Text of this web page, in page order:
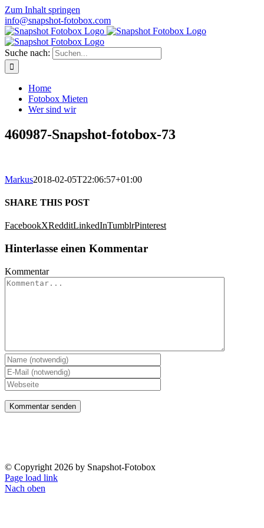
Zum Inhalt springen
info@snapshot-fotobox.com
Suche nach:
Home
Fotobox Mieten
Wer sind wir
460987-Snapshot-fotobox-73
Markus2018-02-05T22:06:57+01:00
SHARE THIS POST
FacebookXRedditLinkedInTumblrPinterest
Hinterlasse einen Kommentar
Kommentar
© Copyright 2026 by Snapshot-Fotobox
Page load link
Nach oben